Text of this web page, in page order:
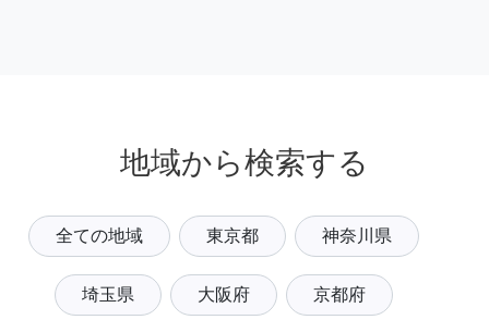
地域から検索する
全ての地域 東京都 神奈川県
埼玉県 大阪府 京都府